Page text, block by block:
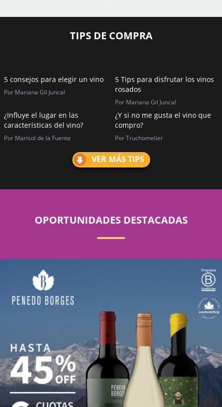
TIPS DE COMPRA
5 consejos para elegir un vino
Por Mariana Gil Juncal
5 Tips para disfrutar los vinos
rosados
Por Mariana Gil Juncal
¿Influye el lugar en las
características del vino?
Por Marisol de la Fuente
¿Y si no me gusta el vino que
compro?
Por Truchomelier
VER MÁS TIPS
OPORTUNIDADES DESTACADAS